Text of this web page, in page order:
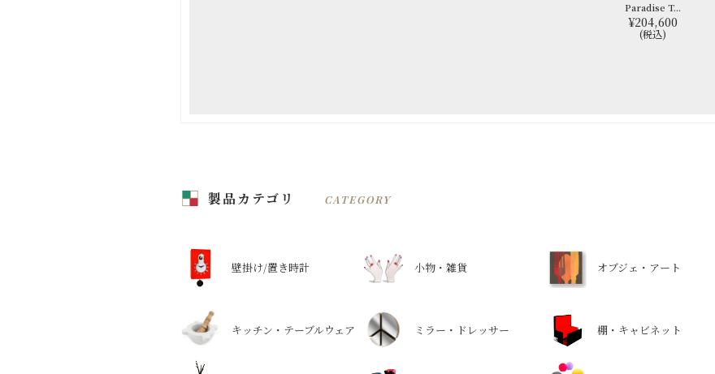
Paradise T...
¥204,600
(税込)
製品カテゴリ CATEGORY
壁掛け/置き時計 小物・雑貨 オブジェ・アート
キッチン・テーブルウェア ミラー・ドレッサー 棚・キャビネット